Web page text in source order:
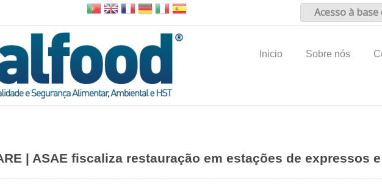
Acesso à base
Inicio Sobre nós
| ASAE fiscaliza restauração em estações de expressos